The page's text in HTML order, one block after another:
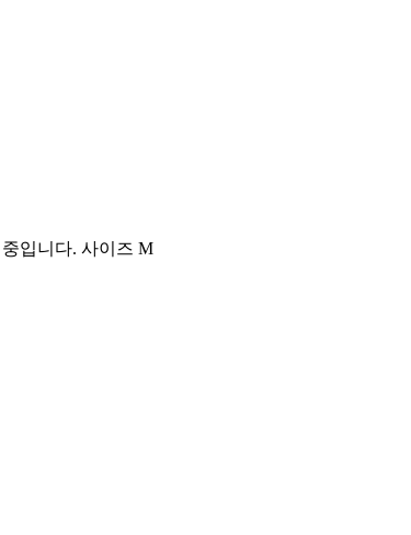
입니다. 사이즈 M